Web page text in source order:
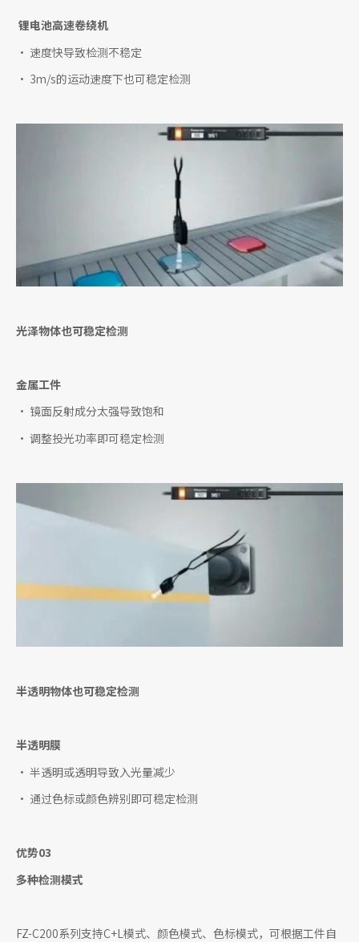
锂电池高速卷绕机
• 速度快导致检测不稳定
• 3m/s的运动速度下也可稳定检测
光泽物体也可稳定检测
金属工件
• 镜面反射成分太强导致饱和
• 调整投光功率即可稳定检测
半透明物体也可稳定检测
半透明膜
• 半透明或透明导致入光量减少
• 通过色标或颜色辨别即可稳定检测
优势03
多种检测模式
FZ-C200系列支持C+L模式、颜色模式、色标模式，可根据工件自